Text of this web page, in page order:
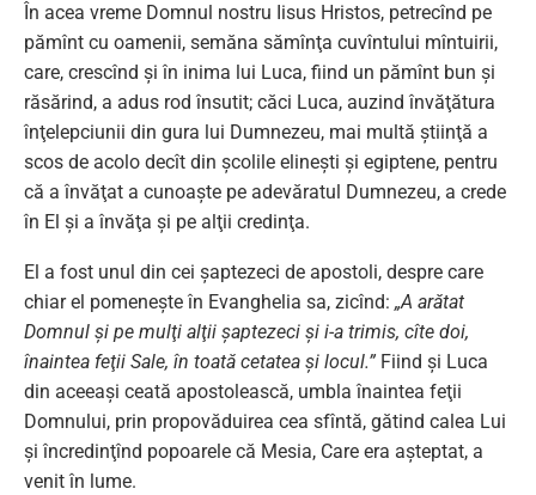
În acea vreme Domnul nostru Iisus Hristos, petrecînd pe
pămînt cu oamenii, semăna sămînţa cuvîntului mîntuirii,
care, crescînd şi în inima lui Luca, fiind un pămînt bun şi
răsărind, a adus rod însutit; căci Luca, auzind învăţătura
înţelepciunii din gura lui Dumnezeu, mai multă ştiinţă a
scos de acolo decît din şcolile elineşti şi egiptene, pentru
că a învăţat a cunoaşte pe adevăratul Dumnezeu, a crede
în El şi a învăţa şi pe alţii credinţa.
El a fost unul din cei şaptezeci de apostoli, despre care
chiar el pomeneşte în Evanghelia sa, zicînd: „A arătat
Domnul şi pe mulţi alţii şaptezeci şi i-a trimis, cîte doi,
înaintea feţii Sale, în toată cetatea şi locul.” Fiind şi Luca
din aceeaşi ceată apostolească, umbla înaintea feţii
Domnului, prin propovăduirea cea sfîntă, gătind calea Lui
şi încredinţînd popoarele că Mesia, Care era aşteptat, a
venit în lume.